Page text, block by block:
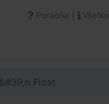
Poradňa
Float